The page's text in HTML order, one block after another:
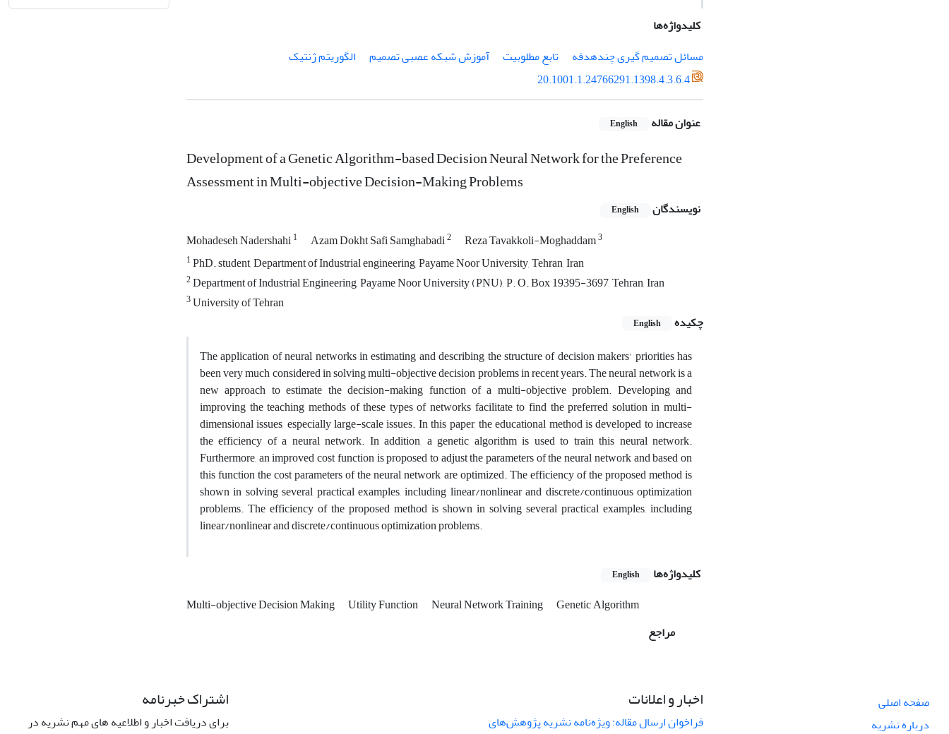
کلیدواژه‌ها
مسائل تصمیم گیری چندهدفه
تابع مطلوبیت آموزش شبکه عصبی تصمیم
الگوریتم ژنتیک
20.1001.1.24766291.1398.4.3.6.4
عنوان مقاله English
Development of a Genetic Algorithm-based Decision Neural Network for the Preference
Assessment in Multi-objective Decision-Making Problems
نویسندگان English
Mohadeseh Nadershahi1 Azam Dokht Safi Samghabadi2 Reza Tavakkoli-Moghaddam3
1PhD. student, Department of Industrial engineering, Payame Noor University, Tehran, Iran
2Department of Industrial Engineering, Payame Noor University (PNU), P. O. Box 19395-3697, Tehran, Iran
3University of Tehran
چکیده
English
The application of neural networks in estimating and describing the structure of decision makers' priorities has
been very much considered in solving multi-objective decision problems in recent years. The neural network is a
new approach to estimate the decision-making function of a multi-objective problem. Developing and
improving the teaching methods of these types of networks facilitate to find the preferred solution in multi-
dimensional issues, especially large-scale issues. In this paper, the educational method is developed to increase
the efficiency of a neural network. In addition, a genetic algorithm is used to train this neural network.
Furthermore, an improved cost function is proposed to adjust the parameters of the neural network and based on
this function the cost parameters of the neural network are optimized. The efficiency of the proposed method is
shown in solving several practical examples, including linear/nonlinear and discrete/continuous optimization
problems. The efficiency of the proposed method is shown in solving several practical examples, including
linear/nonlinear and discrete/continuous optimization problems.
کلیدواژه‌ها English
Multi-objective Decision Making Utility Function Neural Network Training
Genetic Algorithm
مراجع
صفحه اصلی
درباره نشریه
اخبار و اعلانات
فراخوان ارسال مقاله: ویژه‌نامه نشریه پژوهش‌های
اشتراک خبرنامه
برای دریافت اخبار و اطلاعیه های مهم نشریه در